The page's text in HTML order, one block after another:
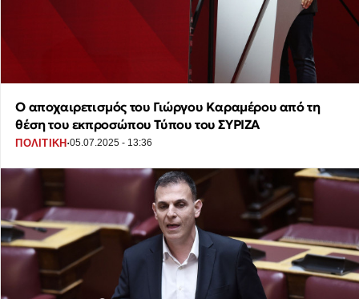
Ο αποχαιρετισμός του Γιώργου Καραμέρου από τη
θέση του εκπροσώπου Τύπου του ΣΥΡΙΖΑ
ΠΟΛΙΤΙΚΗ ·05.07.2025 - 13:36